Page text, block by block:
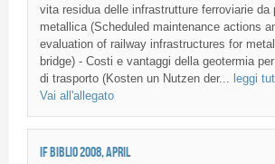
vita residua delle infrastrutture ferroviarie da
metallica (Scheduled maintenance actions
evaluation of railway infrastructures for
bridge) - Costi e vantaggi della geotermia
di trasporto (Kosten un Nutzen der... leggi
Vai all'allegato
IF BIBLIO 2008, APRIL